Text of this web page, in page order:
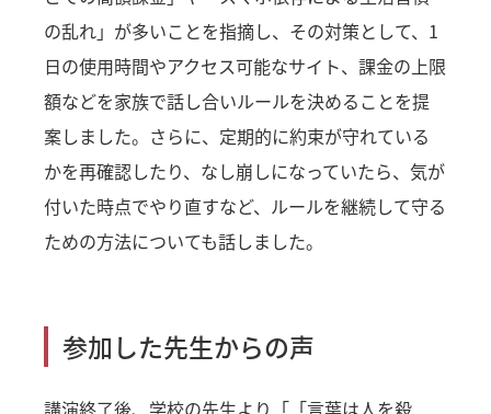
の乱れ」が多いことを指摘し、その対策として、1
日の使用時間やアクセス可能なサイト、課金の上限
額などを家族で話し合いルールを決めることを提
案しました。さらに、定期的に約束が守れている
かを再確認したり、なし崩しになっていたら、気が
付いた時点でやり直すなど、ルールを継続して守る
ための方法についても話しました。
参加した先生からの声